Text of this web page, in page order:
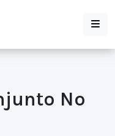
Nº